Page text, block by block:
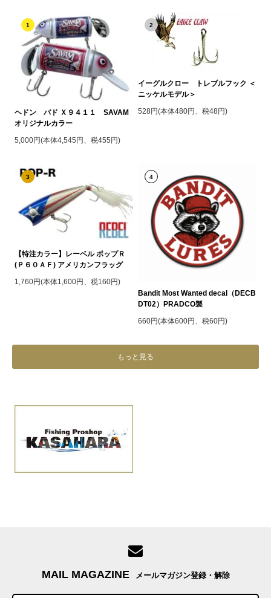
1
ヘドン バド Ｘ９４１１ SAVAM
オリジナルカラー
5,000円(本体4,545円、税455円)
2
イーグルクロー トレブルフック ＜
ニッケルモデル＞
528円(本体480円、税48円)
3
【特注カラー】レーベル ポップＲ
(Ｐ６０ＡＦ) アメリカンフラッグ
1,760円(本体1,600円、税160円)
4
Bandit Most Wanted decal（DECB
DT02）PRADCO製
660円(本体600円、税60円)
もっと見る
MAIL MAGAZINE メールマガジン登録・解除